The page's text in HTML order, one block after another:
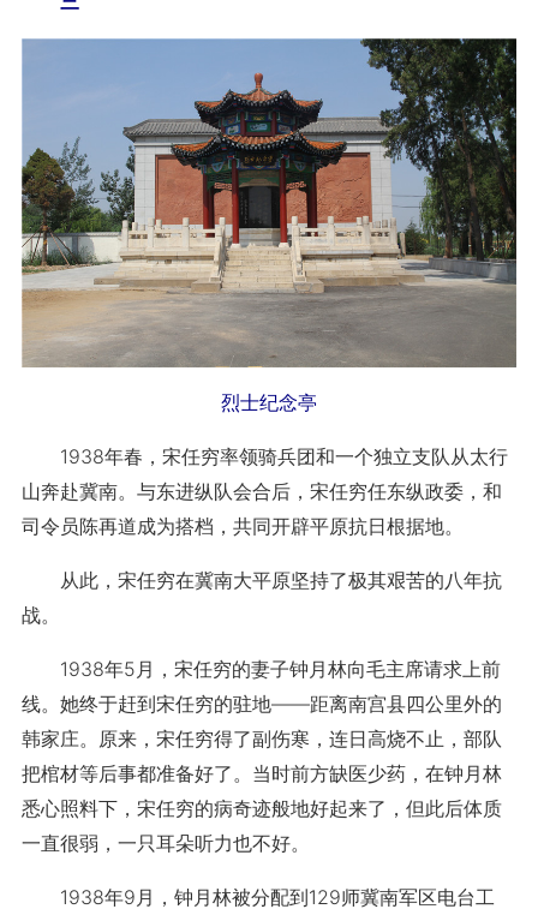
烈士纪念亭
1938年春，宋任穷率领骑兵团和一个独立支队从太行
山奔赴冀南。与东进纵队会合后，宋任穷任东纵政委，和
司令员陈再道成为搭档，共同开辟平原抗日根据地。
从此，宋任穷在冀南大平原坚持了极其艰苦的八年抗
战。
1938年5月，宋任穷的妻子钟月林向毛主席请求上前
线。她终于赶到宋任穷的驻地——距离南宫县四公里外的
韩家庄。原来，宋任穷得了副伤寒，连日高烧不止，部队
把棺材等后事都准备好了。当时前方缺医少药，在钟月林
悉心照料下，宋任穷的病奇迹般地好起来了，但此后体质
一直很弱，一只耳朵听力也不好。
1938年9月，钟月林被分配到129师冀南军区电台工